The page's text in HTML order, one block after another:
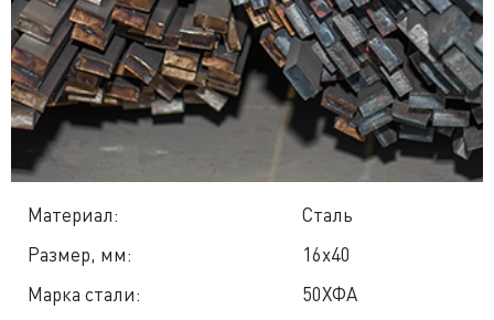
Материал:
Сталь
Размер, мм:
16x40
Марка стали:
50ХФА